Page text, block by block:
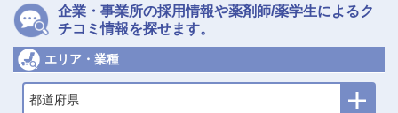
企業・事業所の採用情報や薬剤師/薬学生によるク
チコミ情報を探せます。
エリア・業種
都道府県